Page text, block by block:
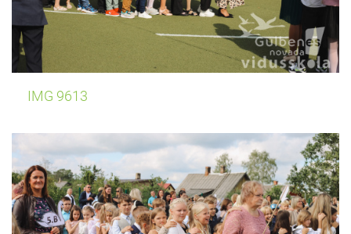
IMG 9613